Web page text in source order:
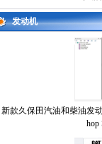
发动机
新款久保田汽油和柴油发
hop